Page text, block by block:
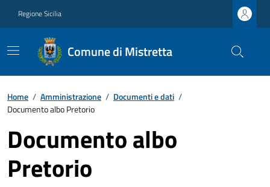
Regione Sicilia
Comune di Mistretta
Home / Amministrazione / Documenti e dati /
Documento albo Pretorio
Documento albo
Pretorio